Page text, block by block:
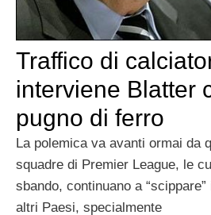
Traffico di
interviene Blatter
pugno di ferro
La polemica va avanti ormai da
squadre di Premier League, le
sbando, continuano a
altri Paesi, specialmente